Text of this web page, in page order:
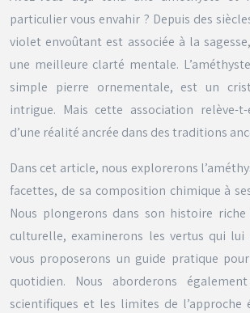
particulier vous envahir ? Depuis des
violet envoûtant est associée à la
une meilleure clarté mentale.
simple pierre ornementale, est un
intrigue. Mais cette association relève-
d’une réalité ancrée dans des traditions
Dans cet article, nous explorerons
facettes, de sa composition chimique à
Nous plongerons dans son histoire
culturelle, examinerons les vertus qui
vous proposerons un guide pratique
quotidien. Nous aborderons
scientifiques et les limites de l’approche